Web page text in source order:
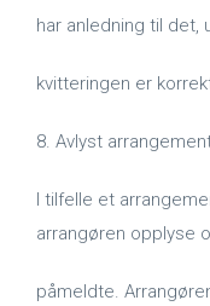
har anledning til det,
kvitteringen er
8. Avlyst
I tilfelle et
arrangøren opplyse
påmeldte.